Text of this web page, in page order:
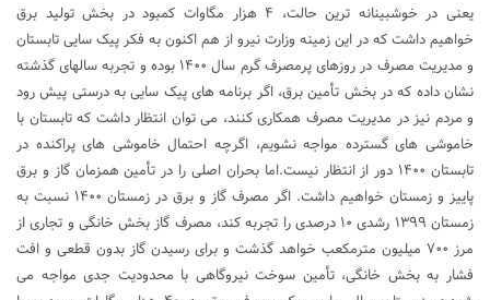
یعنی در خوشبینانه ترین حالت، ۴ هزار مگاوات کمبود در بخش تولید برق
خواهیم داشت که در این زمینه وزارت نیرو از هم اکنون به فکر پیک سایی تابستان
و مدیریت مصرف در روزهای پرمصرف گرم سال ۱۴۰۰ بوده و تجربه سالهای گذشته
نشان داده که در بخش تأمین برق، اگر برنامه های پیک سایی به درستی پیش رود
و مردم نیز در مدیریت مصرف همکاری کنند، می توان انتظار داشت که تابستان با
خاموشی های گسترده مواجه نشویم، اگرچه احتمال خاموشی های پراکنده در
تابستان ۱۴۰۰ دور از انتظار نیست.اما بحران اصلی را در تأمین همزمان گاز و برق
پاییز و زمستان خواهیم داشت. اگر مصرف گاز و برق در زمستان ۱۴۰۰ نسبت به
زمستان ۱۳۹۹ رشدی ۱۰ درصدی را تجربه کند، مصرف گاز بخش خانگی و تجاری از
مرز ۷۰۰ میلیون مترمکعب خواهد گذشت و برای رسیدن گاز بدون قطعی و افت
فشار به بخش خانگی، تأمین سوخت نیروگاهی با محدودیت جدی مواجه می